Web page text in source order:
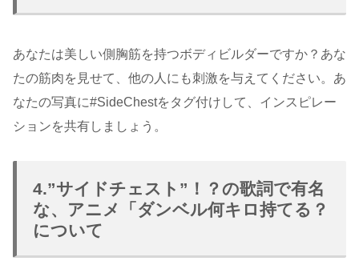
あなたは美しい側胸筋を持つボディビルダーですか？あな
たの筋肉を見せて、他の人にも刺激を与えてください。あ
なたの写真に#SideChestをタグ付けして、インスピレー
ションを共有しましょう。
4.”サイドチェスト”！？の歌詞で有名
な、アニメ「ダンベル何キロ持てる？
について